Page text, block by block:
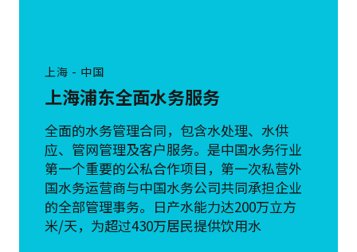
上海 - 中国
上海浦东全面水务服务
全面的水务管理合同，包含水处理、水供
应、管网管理及客户服务。是中国水务行业
第一个重要的公私合作项目，第一次私营外
国水务运营商与中国水务公司共同承担企业
的全部管理事务。日产水能力达200万立方
米/天，为超过430万居民提供饮用水